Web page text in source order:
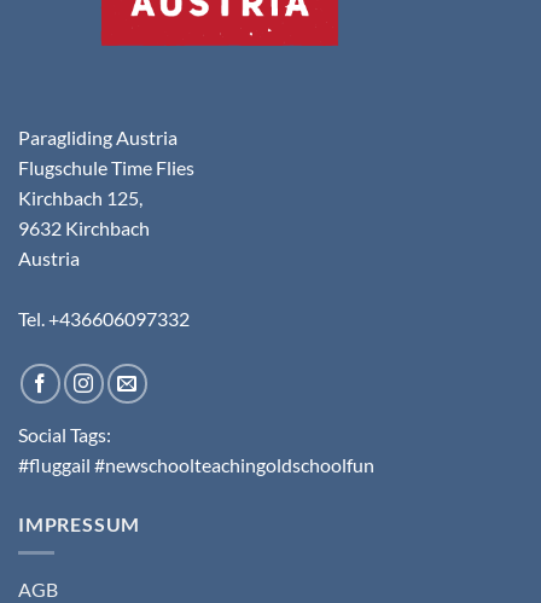
Paragliding Austria
Flugschule Time Flies
Kirchbach 125,
9632 Kirchbach
Austria
Tel. +436606097332
Social Tags:
#fluggail #newschoolteachingoldschoolfun
IMPRESSUM
AGB